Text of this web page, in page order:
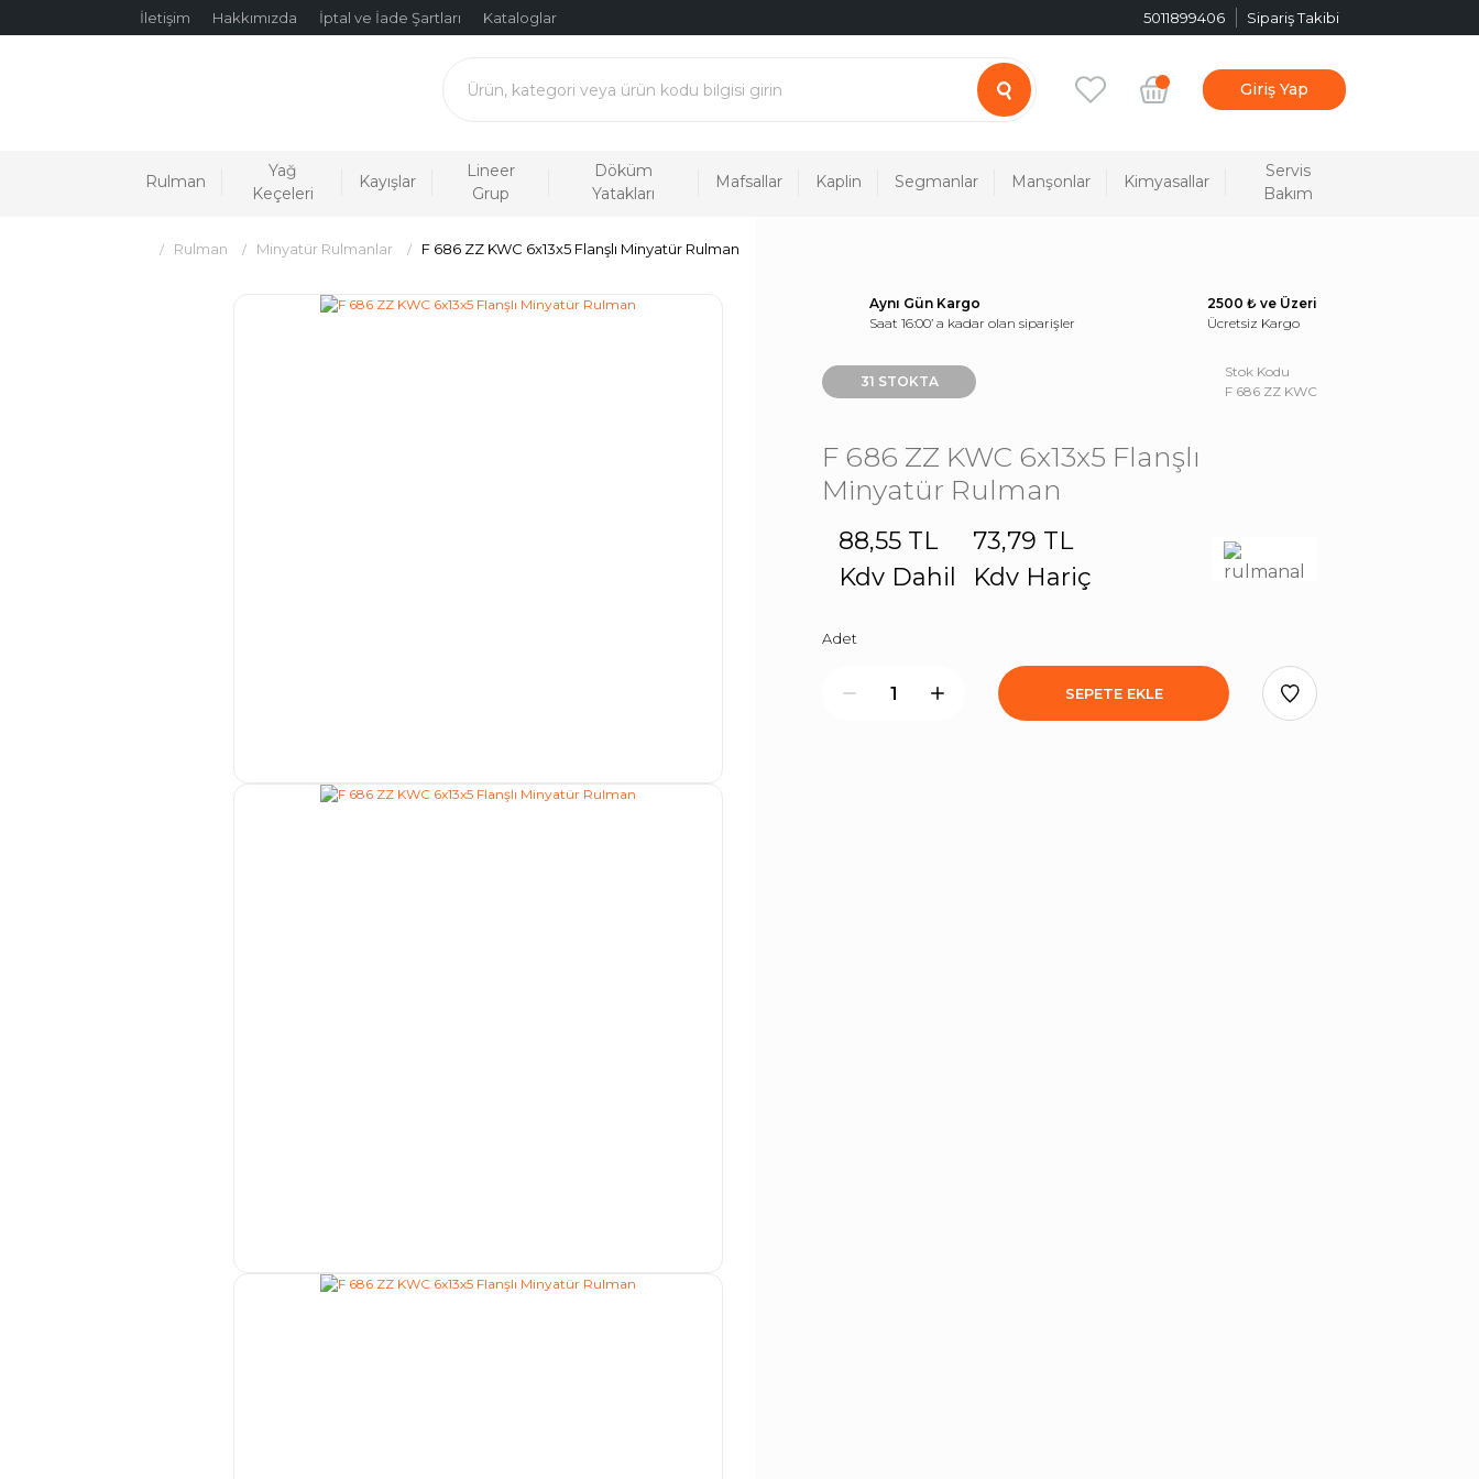
İletişim Hakkımızda İptal ve İade Şartları Kataloglar 5011899406 Sipariş Takibi
Giriş Yap
Rulman
Yağ
Keçeleri
Kayışlar
Lineer
Grup
Döküm
Yatakları
Mafsallar Kaplin Segmanlar Manşonlar Kimyasallar
Servis
Bakım
Rulman Minyatür Rulmanlar F 686 ZZ KWC 6x13x5 Flanşlı Minyatür Rulman
Aynı Gün Kargo
Saat 16:00’ a kadar olan siparişler
2500 ₺ ve Üzeri
Ücretsiz Kargo
31 STOKTA
Stok Kodu
F 686 ZZ KWC
F 686 ZZ KWC 6x13x5 Flanşlı
Minyatür Rulman
88,55 TL
Kdv Dahil
73,79 TL
Kdv Hariç
Adet
SEPETE EKLE